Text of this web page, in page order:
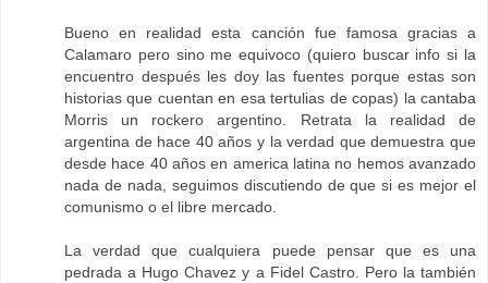
Bueno en realidad esta canción fue famosa gracias a
Calamaro pero sino me equivoco (quiero buscar info si la
encuentro después les doy las fuentes porque estas son
historias que cuentan en esa tertulias de copas) la cantaba
Morris un rockero argentino. Retrata la realidad de
argentina de hace 40 años y la verdad que demuestra que
desde hace 40 años en america latina no hemos avanzado
nada de nada, seguimos discutiendo de que si es mejor el
comunismo o el libre mercado.
La verdad que cualquiera puede pensar que es una
pedrada a Hugo Chavez y a Fidel Castro. Pero la también